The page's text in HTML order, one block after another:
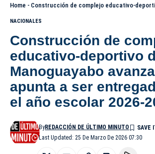
Home - Construcción de complejo educativo-deportivo de Manoguayabo avanza y apunta a ser
NACIONALES
Construcción de
educativo-deportivo
Manoguayabo
apunta a ser
el año escolar 2026-
Last Updated: 25 De Marzo De 2026 07:30
ByREDACCIÓN DE ÚLTIMO MINUTO